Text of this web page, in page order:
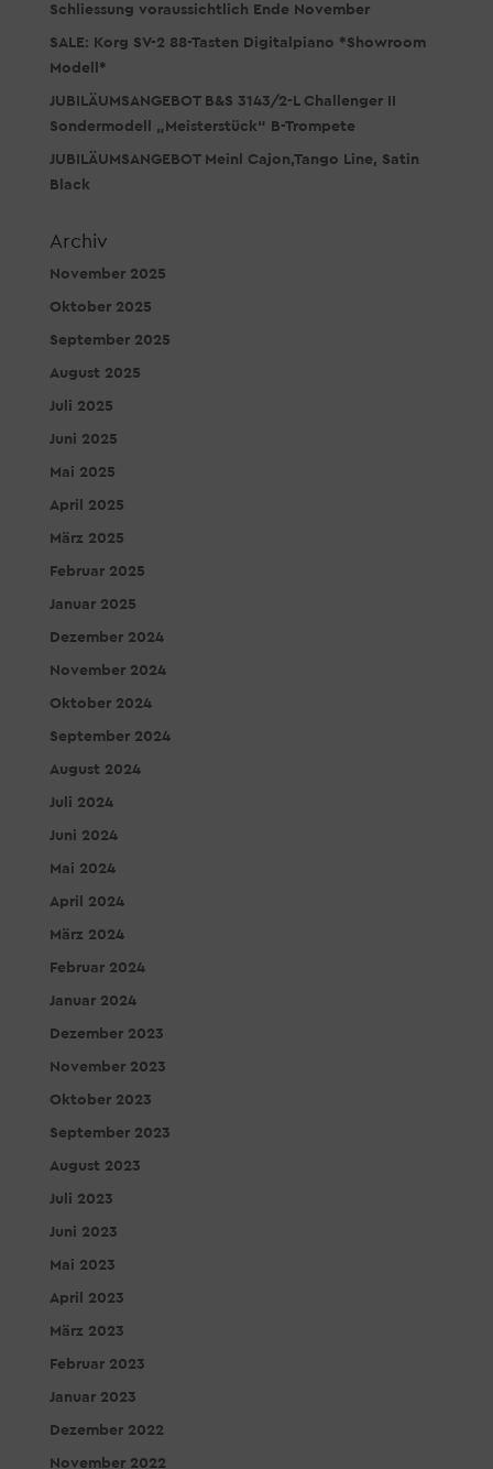
Schliessung voraussichtlich Ende November
SALE: Korg SV-2 88-Tasten Digitalpiano *Showroom
Modell*
JUBILÄUMSANGEBOT B&S 3143/2-L Challenger II
Sondermodell „Meisterstück“ B-Trompete
JUBILÄUMSANGEBOT Meinl Cajon,Tango Line, Satin
Black
Archiv
November 2025
Oktober 2025
September 2025
August 2025
Juli 2025
Juni 2025
Mai 2025
April 2025
März 2025
Februar 2025
Januar 2025
Dezember 2024
November 2024
Oktober 2024
September 2024
August 2024
Juli 2024
Juni 2024
Mai 2024
April 2024
März 2024
Februar 2024
Januar 2024
Dezember 2023
November 2023
Oktober 2023
September 2023
August 2023
Juli 2023
Juni 2023
Mai 2023
April 2023
März 2023
Februar 2023
Januar 2023
Dezember 2022
November 2022